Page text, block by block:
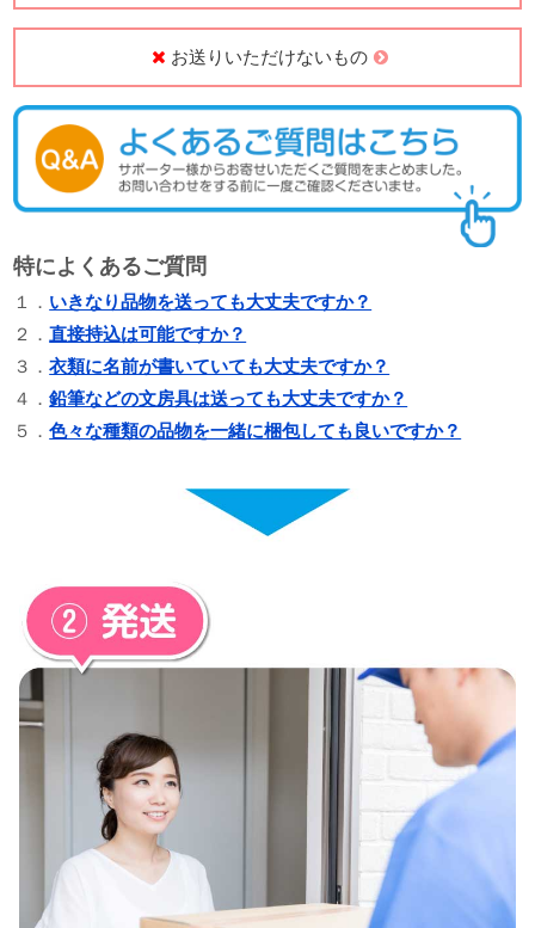
お送りいただけないもの
特によくあるご質問
１．いきなり品物を送っても大丈夫ですか？
２．直接持込は可能ですか？
３．衣類に名前が書いていても大丈夫ですか？
４．鉛筆などの文房具は送っても大丈夫ですか？
５．色々な種類の品物を一緒に梱包しても良いですか？